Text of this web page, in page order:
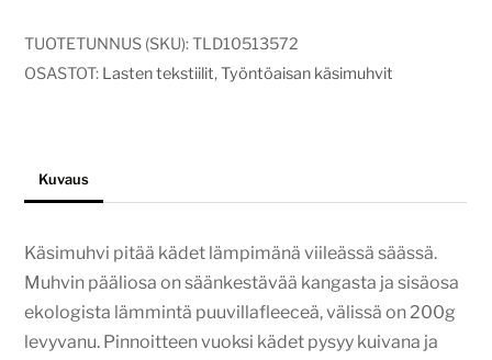
and
peonies
TUOTETUNNUS (SKU):TLD10513572
OSASTOT: Lasten tekstiilit,Työntöaisan käsimuhvit
Kuvaus
Käsimuhvi pitää kädet lämpimänä viileässä säässä.
Muhvin pääliosa on säänkestävää kangasta ja sisäosa
ekologista lämmintä puuvillafleeceä, välissä on 200g
levyvanu. Pinnoitteen vuoksi kädet pysyy kuivana ja